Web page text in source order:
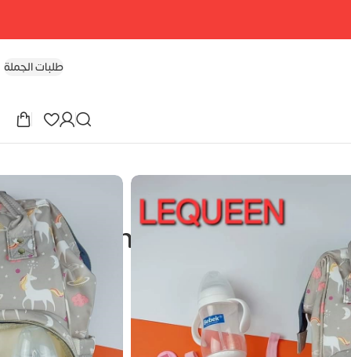
طلبات الجملة
شنطة ليكوين – الجيل الرابع – Unicorn